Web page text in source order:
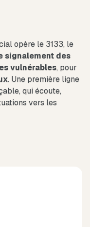
opère le 3133, le
signalement des
vulnérables, pour
. Une première ligne
qui écoute,
vers les